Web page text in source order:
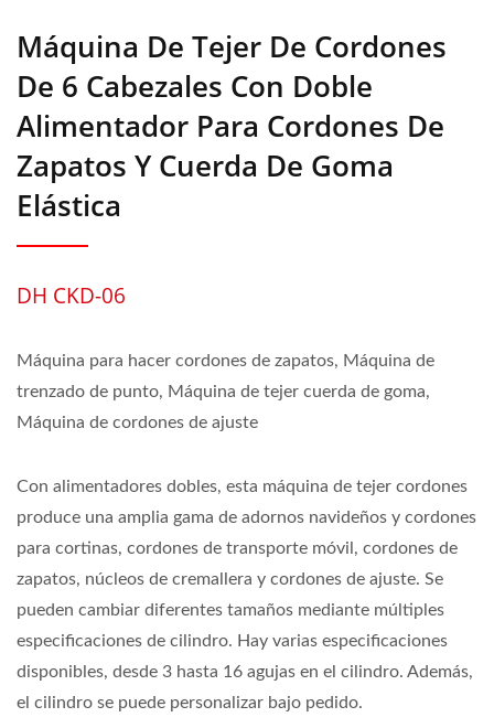
Máquina De Tejer De Cordones
De 6 Cabezales Con Doble
Alimentador Para Cordones De
Zapatos Y Cuerda De Goma
Elástica
DH CKD-06
Máquina para hacer cordones de zapatos, Máquina de
trenzado de punto, Máquina de tejer cuerda de goma,
Máquina de cordones de ajuste
Con alimentadores dobles, esta máquina de tejer cordones
produce una amplia gama de adornos navideños y cordones
para cortinas, cordones de transporte móvil, cordones de
zapatos, núcleos de cremallera y cordones de ajuste. Se
pueden cambiar diferentes tamaños mediante múltiples
especificaciones de cilindro. Hay varias especificaciones
disponibles, desde 3 hasta 16 agujas en el cilindro. Además,
el cilindro se puede personalizar bajo pedido.